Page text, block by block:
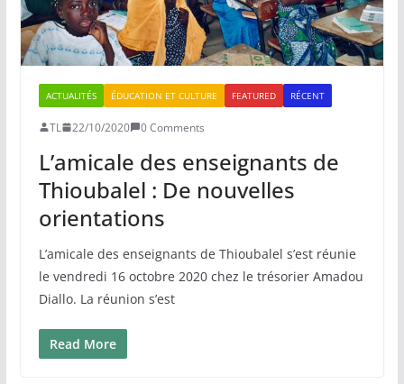
ACTUALITÉS ÉDUCATION ET CULTURE FEATURED RÉCENT
TL 22/10/2020 0 Comments
L’amicale des enseignants de
Thioubalel : De nouvelles
orientations
L’amicale des enseignants de Thioubalel s’est réunie
le vendredi 16 octobre 2020 chez le trésorier Amadou
Diallo. La réunion s’est
Read More